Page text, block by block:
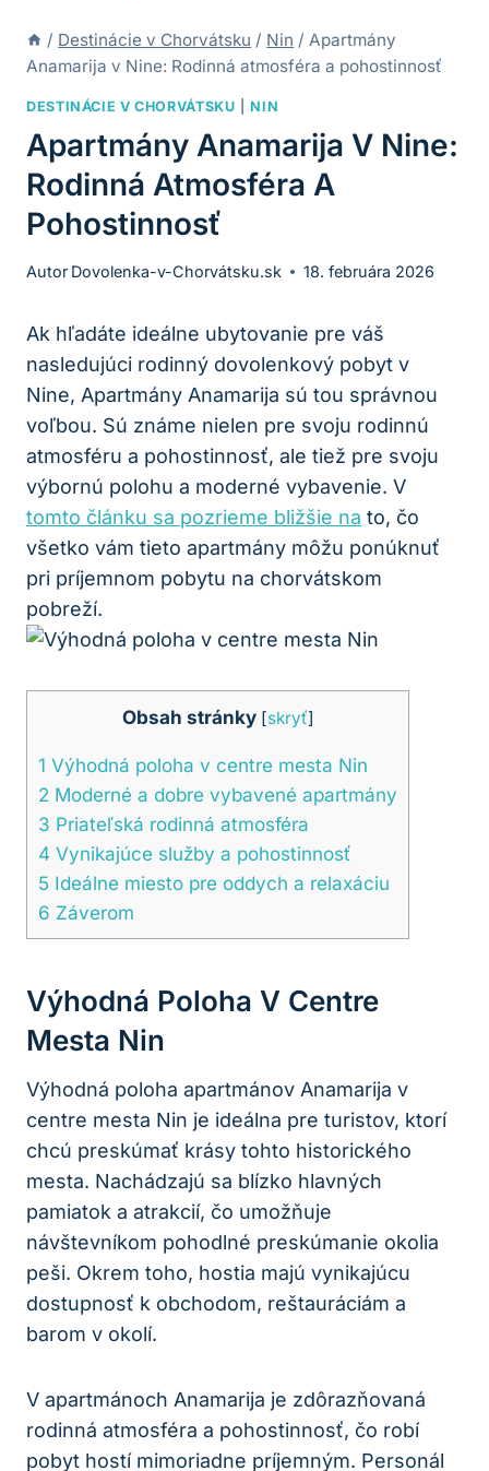
/ Destinácie v Chorvátsku / Nin / Apartmány
Anamarija v Nine: Rodinná atmosféra a pohostinnosť
DESTINÁCIE V CHORVÁTSKU |NIN
Apartmány Anamarija V Nine:
Rodinná Atmosféra A
Pohostinnosť
Autor Dovolenka-v-Chorvátsku.sk 18. februára 2026
Ak hľadáte ideálne ubytovanie pre váš
nasledujúci rodinný dovolenkový pobyt v
Nine, Apartmány Anamarija sú tou správnou
voľbou. Sú známe nielen pre svoju rodinnú
atmosféru a pohostinnosť, ale tiež pre svoju
výbornú polohu a moderné vybavenie. V
tomto článku sa pozrieme bližšie na to, čo
všetko vám tieto apartmány môžu ponúknuť
pri príjemnom pobytu na chorvátskom
pobreží.
Obsah stránky [skryť]
1 Výhodná poloha v centre mesta Nin
2 Moderné a dobre vybavené apartmány
3 Priateľská rodinná atmosféra
4 Vynikajúce služby a pohostinnosť
5 Ideálne miesto pre oddych a relaxáciu
6 Záverom
Výhodná Poloha V Centre
Mesta Nin
Výhodná poloha apartmánov Anamarija v
centre mesta Nin je ideálna pre turistov, ktorí
chcú preskúmať krásy tohto historického
mesta. Nachádzajú sa blízko hlavných
pamiatok a atrakcií, čo umožňuje
návštevníkom pohodlné preskúmanie okolia
peši. Okrem toho, hostia majú vynikajúcu
dostupnosť k obchodom, reštauráciám a
barom v okolí.
V apartmánoch Anamarija je zdôrazňovaná
rodinná atmosféra a pohostinnosť, čo robí
pobyt hostí mimoriadne príjemným. Personál